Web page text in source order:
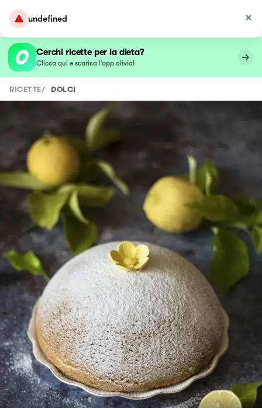
undefined
Cerchi ricette per la dieta?
Clicca qui e scarica l’app olivia!
RICETTE/ DOLCI